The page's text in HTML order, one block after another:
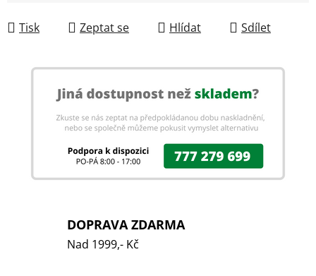
Tisk Zeptat se Hlídat Sdílet
DOPRAVA ZDARMA
Nad 1999,- Kč